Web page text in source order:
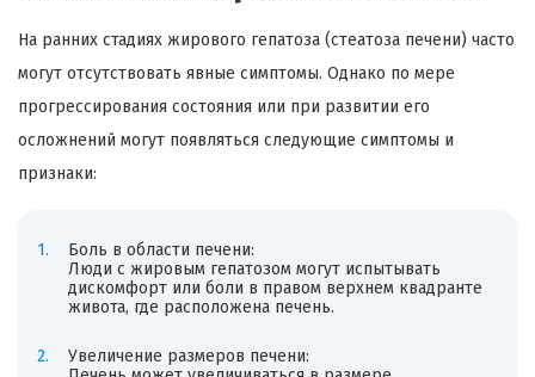
На ранних стадиях жирового гепатоза (стеатоза печени) часто
могут отсутствовать явные симптомы. Однако по мере
прогрессирования состояния или при развитии его
осложнений могут появляться следующие симптомы и
признаки:
Боль в области печени:
Люди с жировым гепатозом могут испытывать
дискомфорт или боли в правом верхнем квадранте
живота, где расположена печень.
Увеличение размеров печени: